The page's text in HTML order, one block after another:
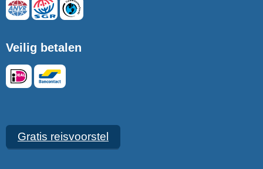
Veilig betalen
Gratis reisvoorstel